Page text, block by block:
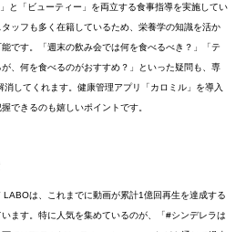
と「ビューティー」を両立する食事指導を実施してい
ッフも多く在籍しているため、栄養学の知識を活か
です。「週末の飲み会では何を食べるべき？」「テ
、何を食べるのがおすすめ？」といった疑問も、専
してくれます。健康管理アプリ「カロミル」を導入
できるのも嬉しいポイントです。
は、これまでに動画が累計1億回再生を達成する
ます。特に人気を集めているのが、「#シンデレラは